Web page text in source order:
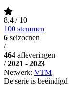
8.4 / 10
100 stemmen
6 seizoenen
/
464 afleveringen
/ 2021 - 2023
Netwerk: VTM
De serie is beëindigd